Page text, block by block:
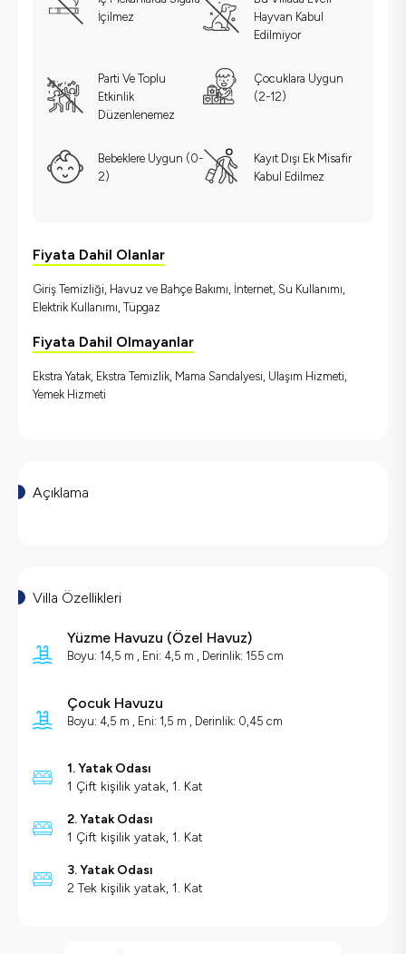
İçilmez
Hayvan Kabul
Edilmiyor
Parti Ve Toplu
Etkinlik
Düzenlenemez
Çocuklara Uygun
(2-12)
Bebeklere Uygun (0-
2)
Kayıt Dışı Ek Misafir
Kabul Edilmez
Fiyata Dahil Olanlar
Giriş Temizliği, Havuz ve Bahçe Bakımı, İnternet, Su Kullanımı,
Elektrik Kullanımı, Tüpgaz
Fiyata Dahil Olmayanlar
Ekstra Yatak, Ekstra Temizlik, Mama Sandalyesi, Ulaşım Hizmeti,
Yemek Hizmeti
Açıklama
Villa Özellikleri
Yüzme Havuzu (Özel Havuz)
Boyu: 14,5 m , Eni: 4,5 m , Derinlik: 155 cm
Çocuk Havuzu
Boyu: 4,5 m , Eni: 1,5 m , Derinlik: 0,45 cm
1. Yatak Odası
1 Çift kişilik yatak, 1. Kat
2. Yatak Odası
1 Çift kişilik yatak, 1. Kat
3. Yatak Odası
2 Tek kişilik yatak, 1. Kat